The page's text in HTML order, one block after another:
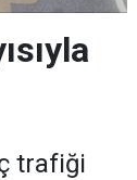
trafiği